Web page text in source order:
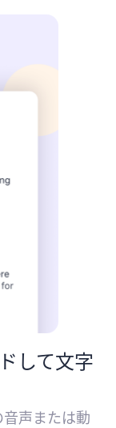
して文字
声または動